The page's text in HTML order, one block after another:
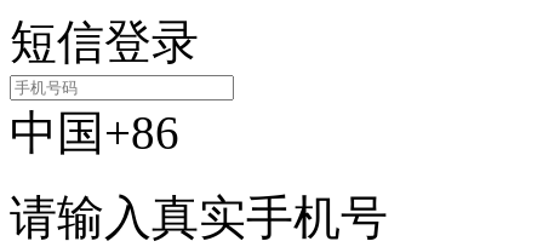
短信登录
中国+86
请输入真实手机号